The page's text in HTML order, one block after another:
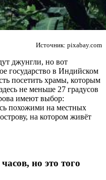
Источник: pixabay.com
джунгли, но вот
государство в Индийском
посетить храмы, которым
не меньше 27 градусов
имеют выбор:
похожими на местных
на котором живёт
но это того